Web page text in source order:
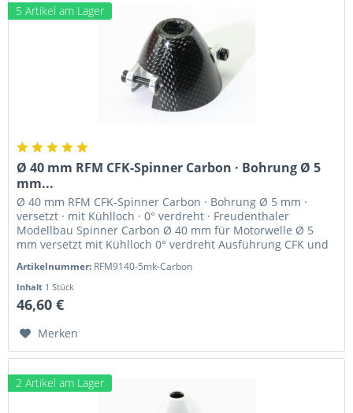
5 Artikel am Lager
Ø 40 mm RFM CFK-Spinner Carbon · Bohrung Ø 5
mm...
Ø 40 mm RFM CFK-Spinner Carbon · Bohrung Ø 5 mm ·
versetzt · mit Kühlloch · 0° verdreht · Freudenthaler
Modellbau Spinner Carbon Ø 40 mm für Motorwelle Ø 5
mm versetzt mit Kühlloch 0° verdreht Ausführung CFK und
Artikelnummer: RFM9140-5mk-Carbon
Inhalt 1 Stück
46,60 €
Merken
2 Artikel am Lager